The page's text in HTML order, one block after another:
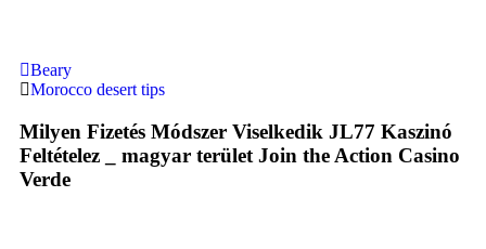
Beary
Morocco desert tips
Milyen Fizetés Módszer Viselkedik JL77 Kaszinó
Feltételez _ magyar terület Join the Action Casino
Verde